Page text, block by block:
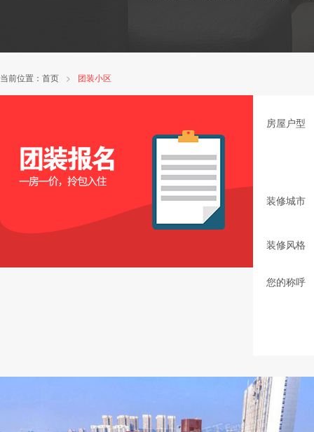
当前位置： 首页 > 团装小区
房屋户型
装修城市
装修风格
您的称呼